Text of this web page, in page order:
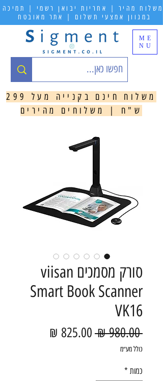
ME
NU
משלוח מהיר | אחריות יבואן רשמי | תמיכה
במגוון אמצעי תשלום | אתר מאובטח
משלוח חינם בקנייה מעל 299
ש"ח | משלוחים מהירים
סורק מסמכים viisan
Smart Book Scanner
VK16
‏980.00 ‏₪ מחיר רגיל
כולל מע״מ
כמות *